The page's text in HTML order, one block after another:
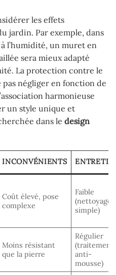
les effets
jardin. Par exemple, dans
l’humidité, un muret en
sera mieux adapté
La protection contre le
pas négliger en fonction de
harmonieuse
un style unique et
dans le design
INCONVÉNIENTS
Coût élevé, pose
complexe
Faible
(nettoyage
simple)
Moins résistant
que la pierre
Régulier
(traitement
anti-
mousse)